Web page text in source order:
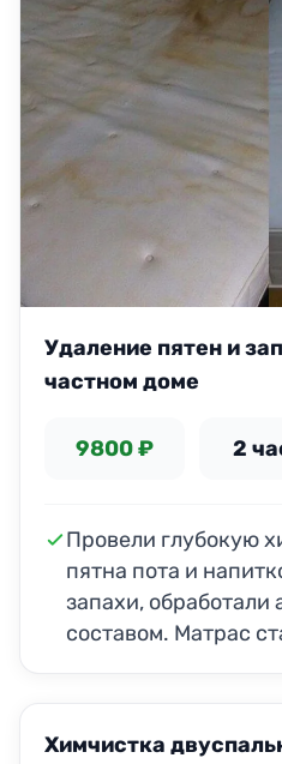
Удаление пятен и
частном доме
9800 ₽ 2
Провели глубокую
пятна пота и
запахи,
составом. Матрас
Химчистка